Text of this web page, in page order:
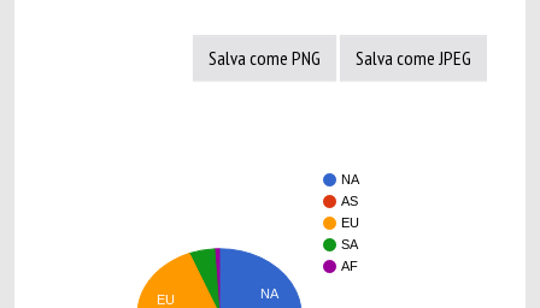
Salva come PNG Salva come JPEG
NA
AS
EU
SA
AF
NA
EU